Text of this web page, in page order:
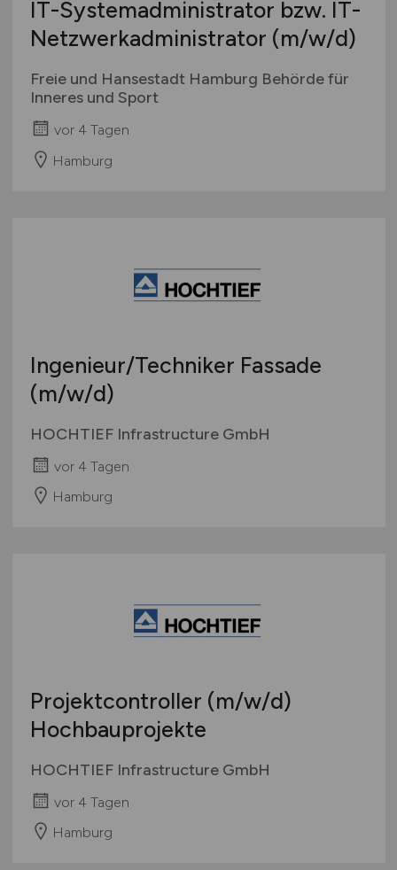
IT-Systemadministrator bzw. IT-
Netzwerkadministrator (m/w/d)
Freie und Hansestadt Hamburg Behörde für
Inneres und Sport
vor 4 Tagen
Hamburg
Ingenieur/Techniker Fassade
(m/w/d)
HOCHTIEF Infrastructure GmbH
vor 4 Tagen
Hamburg
Projektcontroller (m/w/d)
Hochbauprojekte
HOCHTIEF Infrastructure GmbH
vor 4 Tagen
Hamburg